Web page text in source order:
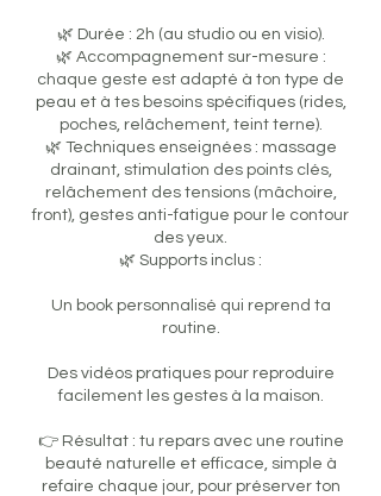
🌿 Durée : 2h (au studio ou en visio).
🌿 Accompagnement sur-mesure :
chaque geste est adapté à ton type de
peau et à tes besoins spécifiques (rides,
poches, relâchement, teint terne).
🌿 Techniques enseignées : massage
drainant, stimulation des points clés,
relâchement des tensions (mâchoire,
front), gestes anti-fatigue pour le contour
des yeux.
🌿 Supports inclus :
Un book personnalisé qui reprend ta
routine.
Des vidéos pratiques pour reproduire
facilement les gestes à la maison.
👉 Résultat : tu repars avec une routine
beauté naturelle et efficace, simple à
refaire chaque jour, pour préserver ton